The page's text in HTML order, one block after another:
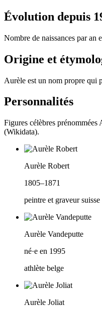
Évolution depuis
Nombre de naissances par an
Origine et
Aurèle est un nom propre qui
Personnalités
Figures célèbres prénommées
(Wikidata).
Aurèle Robert
1805–1871
peintre et graveur
Aurèle Vandeputte
né·e en 1995
athlète belge
Aurèle Joliat